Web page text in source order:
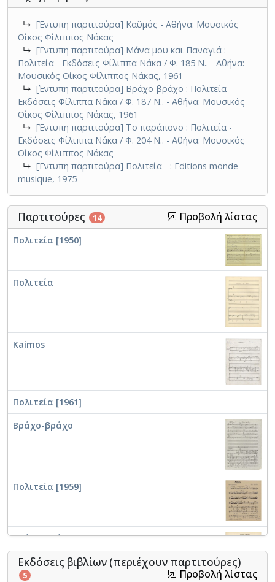
↳ [Έντυπη παρτιτούρα] Καϋμός - Αθήνα: Μουσικός
Οίκος Φίλιππος Νάκας
↳ [Έντυπη παρτιτούρα] Μάνα μου και Παναγιά :
Πολιτεία - Εκδόσεις Φίλιππα Νάκα / Φ. 185 Ν.. - Αθήνα:
Μουσικός Οίκος Φίλιππος Νάκας, 1961
↳ [Έντυπη παρτιτούρα] Βράχο-βράχο : Πολιτεία -
Εκδόσεις Φίλιππα Νάκα / Φ. 187 Ν.. - Αθήνα: Μουσικός
Οίκος Φίλιππος Νάκας, 1961
↳ [Έντυπη παρτιτούρα] Το παράπονο : Πολιτεία -
Εκδόσεις Φίλιππα Νάκα / Φ. 204 Ν.. - Αθήνα: Μουσικός
Οίκος Φίλιππος Νάκας
↳ [Έντυπη παρτιτούρα] Πολιτεία - : Editions monde
musique, 1975
Παρτιτούρες 14 Προβολή λίστας
Πολιτεία [1950]
Πολιτεία
Kaimos
Πολιτεία [1961]
Βράχο-βράχο
Πολιτεία [1959]
Βράχο-βράχο [1961]
Εκδόσεις βιβλίων (περιέχουν παρτιτούρες)
5 Προβολή λίστας